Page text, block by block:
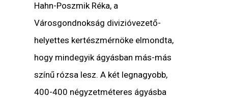
Hahn-Poszmik Réka, a
Városgondnokság divizióvezető-
helyettes kertészmérnöke elmondta,
hogy mindegyik ágyásban más-más
színű rózsa lesz. A két legnagyobb,
400-400 négyzetméteres ágyásba